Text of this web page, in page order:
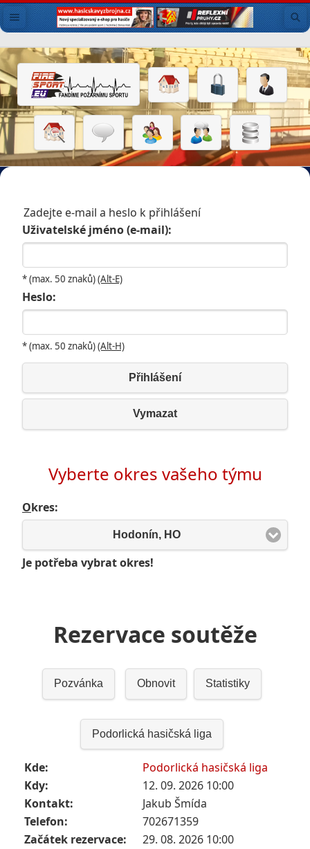
Zadejte e-mail a heslo k přihlášení
Uživatelské jméno (e-mail):
* (max. 50 znaků)(Alt-E)
Heslo:
* (max. 50 znaků)(Alt-H)
Přihlášení
Vymazat
Vyberte okres vašeho týmu
Okres:
Hodonín, HO
Je potřeba vybrat okres!
Rezervace soutěže
Pozvánka Obnovit Statistiky
Podorlická hasičská liga
Kde:
Podorlická hasičská liga
Kdy:
12. 09. 2026 10:00
Kontakt:
Jakub Šmída
Telefon:
702671359
Začátek rezervace:
29. 08. 2026 10:00